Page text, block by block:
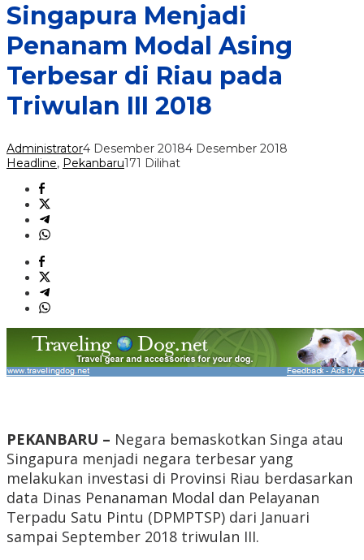
Singapura Menjadi
Penanam Modal Asing
Terbesar di Riau pada
Triwulan III 2018
Administrator4 Desember 20184 Desember 2018
Headline, Pekanbaru171 Dilihat
PEKANBARU – Negara bemaskotkan Singa atau
Singapura menjadi negara terbesar yang
melakukan investasi di Provinsi Riau berdasarkan
data Dinas Penanaman Modal dan Pelayanan
Terpadu Satu Pintu (DPMPTSP) dari Januari
sampai September 2018 triwulan III.